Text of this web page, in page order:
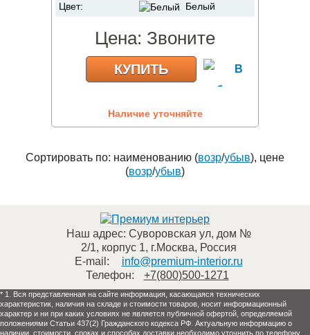
Цвет:
Белый
Цена: Звоните
КУПИТЬ
Наличие уточняйте
Сортировать по: наименованию (возр/убыв), цене
(возр/убыв)
Наш адрес: Суворовская ул, дом №
2/1, корпус 1, г.Москва, Россия
E-mail:
info@premium-interior.ru
Телефон:
+7(800)500-1271
* 1. Вся представленная на сайте информация, касающаяся технических
характеристик, наличия на складе и стоимости товаров, носит информационный
характер и ни при каких условиях не является публичной офертой, определяемой
положениями Статьи 437(2) Гражданского кодекса РФ. Актуальную информацию о
наличии, стоимости, сроках и способах доставки необходимо уточнить по телефону